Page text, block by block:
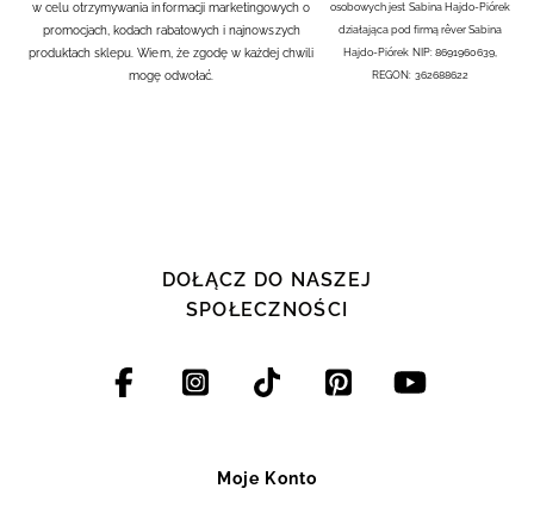
w celu otrzymywania informacji marketingowych o
promocjach, kodach rabatowych i najnowszych
produktach sklepu. Wiem, że zgodę w każdej chwili
mogę odwołać.
osobowych jest Sabina Hajdo-Piórek
działająca pod firmą rêver Sabina
Hajdo-Piórek NIP: 8691960639,
REGON: 362688622
DOŁĄCZ DO NASZEJ
SPOŁECZNOŚCI
Moje Konto